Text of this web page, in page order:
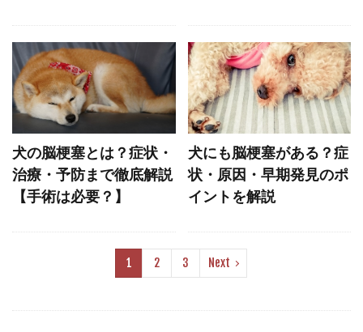
健康状態
健康管理
健康維持
健康診断
備蓄
僧帽弁閉鎖不全症
兆候
先住犬
先住犬ファースト
先天性
光る首輪
免疫
免疫力
免疫定価 全身運動
共働き
具材
内科治療 内科療法
内臓疾患
冬季
冷却 冷却グッズ
冷暖房
出費 分化強化
犬の脳梗塞とは？症状・
治療・予防まで徹底解説
【手術は必要？】
犬にも脳梗塞がある？症
状・原因・早期発見のポ
イントを解説
1 2 3 Next